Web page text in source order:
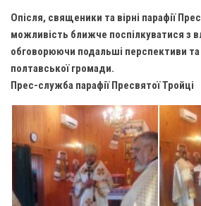
Успіння Пресвятої
Успіння Пресвятої
Парохії Сумської області
Матері Божої Неустанної
Монастирі
Свято-Покровський монастир оо
Свято-Івано-Павлівський
Опісля, священики та вірні парафії
можливість ближче поспілкуватися з
обговорюючи подальші перспективи та
полтавської громади.
Прес-служба парафії Пресвятої Тройці